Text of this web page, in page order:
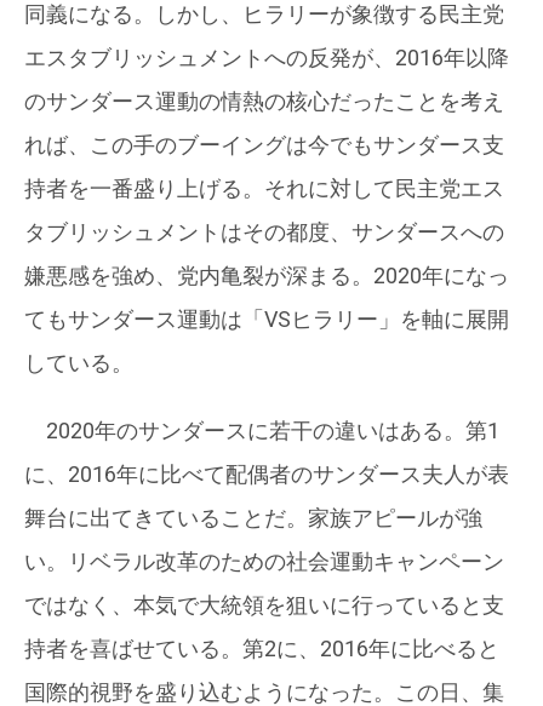
同義になる。しかし、ヒラリーが象徴する民主党
エスタブリッシュメントへの反発が、2016年以降
のサンダース運動の情熱の核心だったことを考え
れば、この手のブーイングは今でもサンダース支
持者を一番盛り上げる。それに対して民主党エス
タブリッシュメントはその都度、サンダースへの
嫌悪感を強め、党内亀裂が深まる。2020年になっ
てもサンダース運動は「VSヒラリー」を軸に展開
している。
2020年のサンダースに若干の違いはある。第1
に、2016年に比べて配偶者のサンダース夫人が表
舞台に出てきていることだ。家族アピールが強
い。リベラル改革のための社会運動キャンペーン
ではなく、本気で大統領を狙いに行っていると支
持者を喜ばせている。第2に、2016年に比べると
国際的視野を盛り込むようになった。この日、集